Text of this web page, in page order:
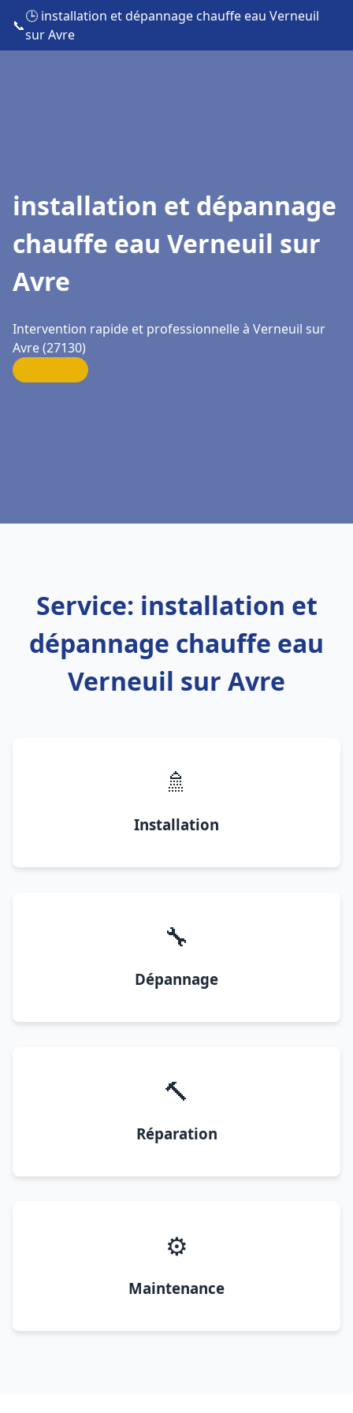
📞
🕒 installation et dépannage chauffe eau Verneuil
sur Avre
installation et dépannage
chauffe eau Verneuil sur
Avre
Intervention rapide et professionnelle à Verneuil sur
Avre (27130)
Service: installation et
dépannage chauffe eau
Verneuil sur Avre
🚿
Installation
🔧
Dépannage
🔨
Réparation
⚙️
Maintenance